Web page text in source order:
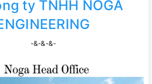
ty TNHH NOGA
-&-&-&-